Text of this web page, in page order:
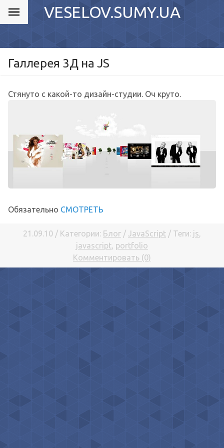
VESELOV.SUMY.UA
Галлерея 3Д на JS
Стянуто с какой-то дизайн-студии. Оч круто.
Обязательно СМОТРЕТЬ
21.09.10 / Категории: Блог / JavaScript / Теги: js,
javascript, portfolio
Комментировать (0)